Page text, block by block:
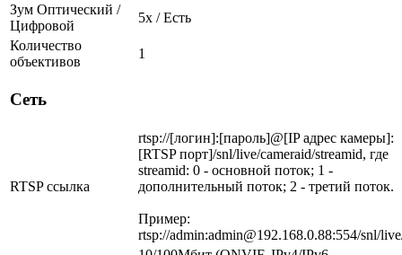
Зум Оптический /
Цифровой
5х / Есть
Количество
объективов
1
Сеть
RTSP ссылка
rtsp://[логин]:[пароль]@[IP адрес камеры]:
[RTSP порт]/snl/live/cameraid/streamid, где
streamid: 0 - основной поток; 1 -
дополнительный поток; 2 - третий поток.
Пример:
rtsp://admin:admin@192.168.0.88:554/snl/